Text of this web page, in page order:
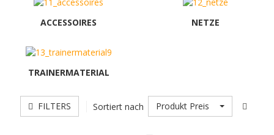
ACCESSOIRES NETZE
TRAINERMATERIAL
FILTERS Sortiert nach Produkt Preis